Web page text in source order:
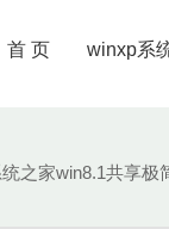
首 页 winxp系
之家win8.1共享极